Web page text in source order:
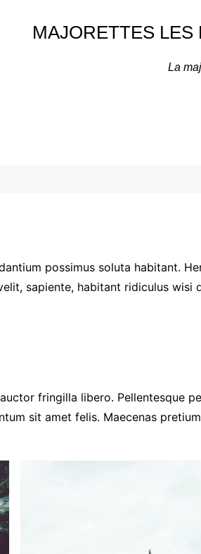
MAJORETTES LES
La
possimus soluta habitant.
sapiente, habitant ridiculus wisi
fringilla libero. Pellentesque
sit amet felis. Maecenas